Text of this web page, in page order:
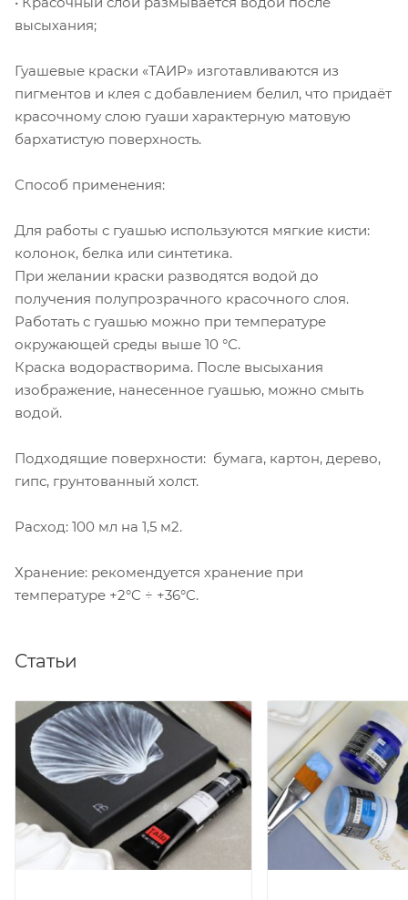
высыхания;
Гуашевые краски «ТАИР» изготавливаются из
пигментов и клея с добавлением белил, что придаёт
красочному слою гуаши характерную матовую
бархатистую поверхность.
Способ применения:
Для работы с гуашью используются мягкие кисти:
колонок, белка или синтетика.
При желании краски разводятся водой до
получения полупрозрачного красочного слоя.
Работать с гуашью можно при температуре
окружающей среды выше 10 °С.
Краска водорастворима. После высыхания
изображение, нанесенное гуашью, можно смыть
водой.
Подходящие поверхности: бумага, картон, дерево,
гипс, грунтованный холст.
Расход: 100 мл на 1,5 м2.
Хранение: рекомендуется хранение при
температуре +2°C ÷ +36°C.
Статьи